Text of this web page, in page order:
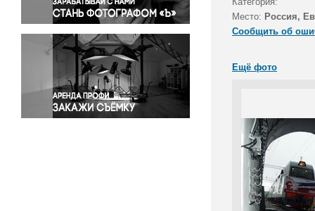
Религия
Светская жизнь
Спорт
Экология
Экономика и бизнес
Место: Россия,
Сообщить об
Ещё фото